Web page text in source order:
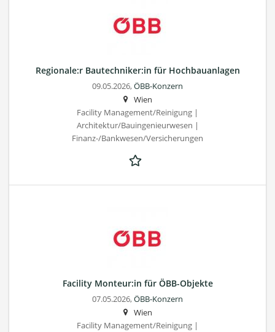
Regionale:r Bautechniker:in für Hochbauanlagen
09.05.2026,ÖBB-Konzern
Wien
Facility Management/Reinigung |
Architektur/Bauingenieurwesen |
Finanz-/Bankwesen/Versicherungen
Facility Monteur:in für ÖBB-Objekte
07.05.2026,ÖBB-Konzern
Wien
Facility Management/Reinigung |